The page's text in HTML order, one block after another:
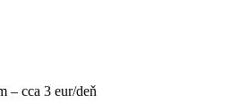
– cca 3 eur/deň